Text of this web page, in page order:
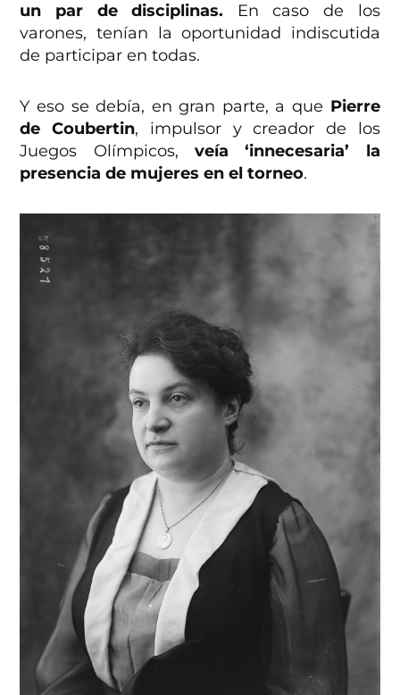
un par de disciplinas. En caso de los
varones, tenían la oportunidad indiscutida
de participar en todas.
Y eso se debía, en gran parte, a que Pierre
de Coubertin, impulsor y creador de los
Juegos Olímpicos, veía ‘innecesaria’ la
presencia de mujeres en el torneo.